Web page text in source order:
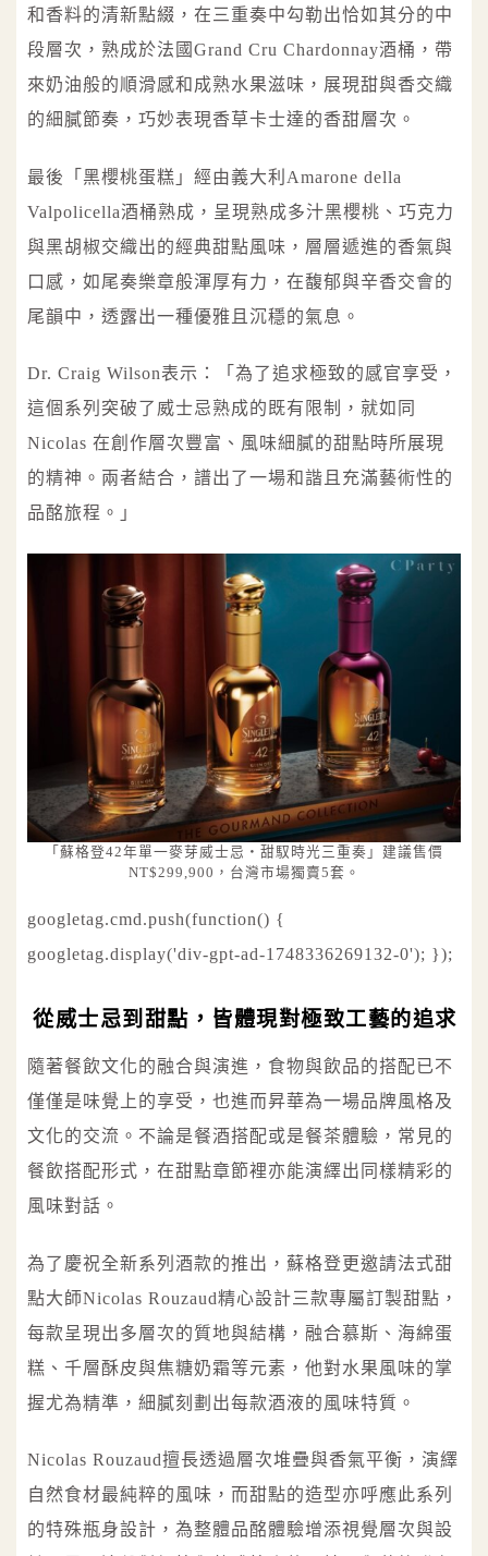
和香料的清新點綴，在三重奏中勾勒出恰如其分的中
段層次，熟成於法國Grand Cru Chardonnay酒桶，帶
來奶油般的順滑感和成熟水果滋味，展現甜與香交織
的細膩節奏，巧妙表現香草卡士達的香甜層次。
最後「黑櫻桃蛋糕」經由義大利Amarone della
Valpolicella酒桶熟成，呈現熟成多汁黑櫻桃、巧克力
與黑胡椒交織出的經典甜點風味，層層遞進的香氣與
口感，如尾奏樂章般渾厚有力，在馥郁與辛香交會的
尾韻中，透露出一種優雅且沉穩的氣息。
Dr. Craig Wilson表示：「為了追求極致的感官享受，
這個系列突破了威士忌熟成的既有限制，就如同
Nicolas 在創作層次豐富、風味細膩的甜點時所展現
的精神。兩者結合，譜出了一場和諧且充滿藝術性的
品酩旅程。」
「蘇格登42年單一麥芽威士忌・甜馭時光三重奏」建議售價
NT$299,900，台灣市場獨賣5套。
googletag.cmd.push(function() {
googletag.display('div-gpt-ad-1748336269132-0'); });
從威士忌到甜點，皆體現對極致工藝的追求
隨著餐飲文化的融合與演進，食物與飲品的搭配已不
僅僅是味覺上的享受，也進而昇華為一場品牌風格及
文化的交流。不論是餐酒搭配或是餐茶體驗，常見的
餐飲搭配形式，在甜點章節裡亦能演繹出同樣精彩的
風味對話。
為了慶祝全新系列酒款的推出，蘇格登更邀請法式甜
點大師Nicolas Rouzaud精心設計三款專屬訂製甜點，
每款呈現出多層次的質地與結構，融合慕斯、海綿蛋
糕、千層酥皮與焦糖奶霜等元素，他對水果風味的掌
握尤為精準，細膩刻劃出每款酒液的風味特質。
Nicolas Rouzaud擅長透過層次堆疊與香氣平衡，演繹
自然食材最純粹的風味，而甜點的造型亦呼應此系列
的特殊瓶身設計，為整體品酩體驗增添視覺層次與設